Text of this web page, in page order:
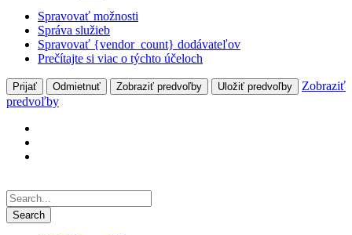
Spravovať možnosti
Správa služieb
Spravovať {vendor_count} dodávateľov
Prečítajte si viac o týchto účeloch
Prijať Odmietnuť Zobraziť predvoľby Uložiť predvoľby
Zobraziť
predvoľby